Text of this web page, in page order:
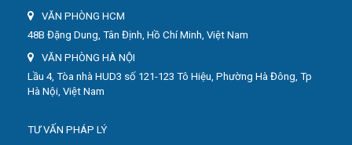
VĂN PHÒNG HCM
48B Đặng Dung, Tân Định, Hồ Chí Minh, Việt Nam
VĂN PHÒNG HÀ NỘI
Lầu 4, Tòa nhà HUD3 số 121-123 Tô Hiệu, Phường Hà Đông, Tp
Hà Nội, Việt Nam
TƯ VẤN PHÁP LÝ